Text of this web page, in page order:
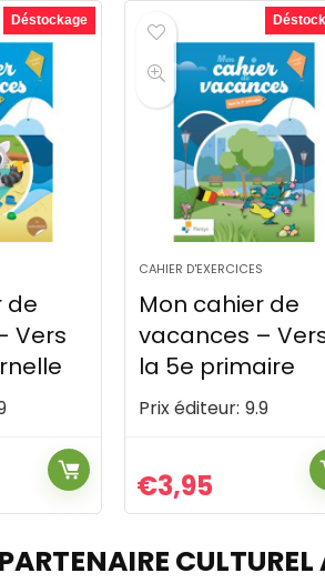
Déstockage
de
Vers
CAHIER D'EXERCICES
Mon cahier de
vacances –
la 4e primaire
Prix éditeur: 9.9
€3,95
CULTUREL